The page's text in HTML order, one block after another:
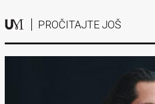
PROČITAJTE JOŠ